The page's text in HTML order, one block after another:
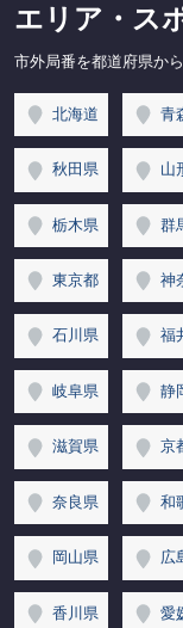
エリア・ス
市外局番を都道府県か
北海道 青
秋田県 山
栃木県 群
東京都 神
石川県 福
岐阜県 静
滋賀県 京
奈良県 和
岡山県 広
香川県 愛